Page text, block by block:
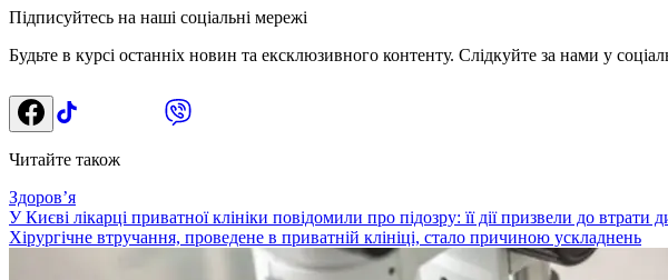
Підписуйтесь на наші соціальні мережі
Будьте в курсі останніх новин та ексклюзивного контенту. Слідкуйте за нами у
Читайте також
Здоровʼя
У Києві лікарці приватної клініки повідомили про підозру: її дії призвели до втрати
Хірургічне втручання, проведене в приватній клініці, стало причиною ускладнень